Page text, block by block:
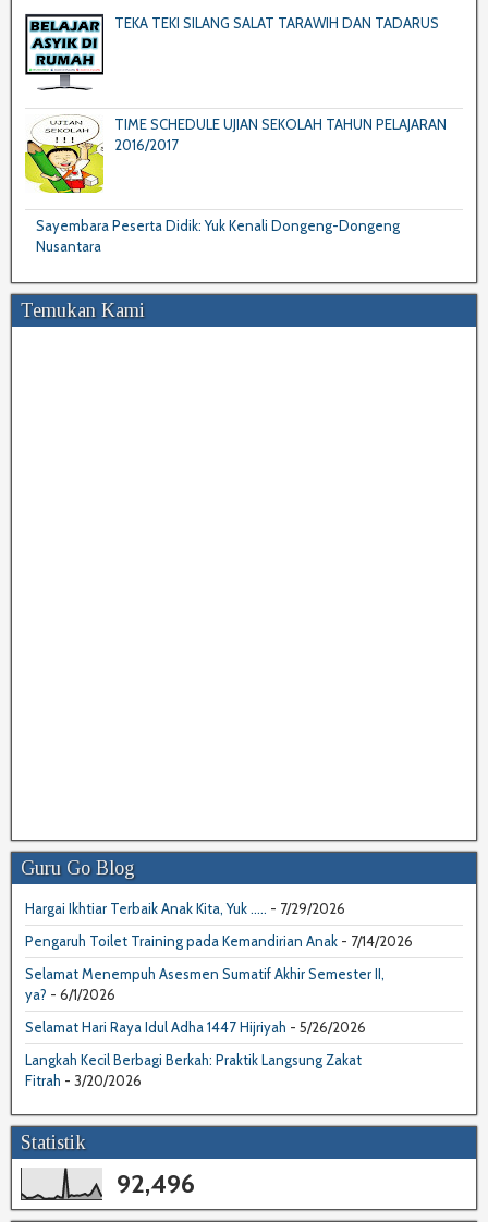
TEKA TEKI SILANG SALAT TARAWIH DAN TADARUS
TIME SCHEDULE UJIAN SEKOLAH TAHUN PELAJARAN
2016/2017
Sayembara Peserta Didik: Yuk Kenali Dongeng-Dongeng
Nusantara
Temukan Kami
Guru Go Blog
Hargai Ikhtiar Terbaik Anak Kita, Yuk ..... - 7/29/2026
Pengaruh Toilet Training pada Kemandirian Anak - 7/14/2026
Selamat Menempuh Asesmen Sumatif Akhir Semester II,
ya? - 6/1/2026
Selamat Hari Raya Idul Adha 1447 Hijriyah - 5/26/2026
Langkah Kecil Berbagi Berkah: Praktik Langsung Zakat
Fitrah - 3/20/2026
Statistik
92,496